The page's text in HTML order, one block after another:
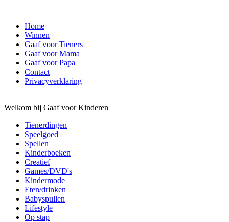
Home
Winnen
Gaaf voor Tieners
Gaaf voor Mama
Gaaf voor Papa
Contact
Privacyverklaring
Welkom bij Gaaf voor Kinderen
Tienerdingen
Speelgoed
Spellen
Kinderboeken
Creatief
Games/DVD's
Kindermode
Eten/drinken
Babyspullen
Lifestyle
Op stap